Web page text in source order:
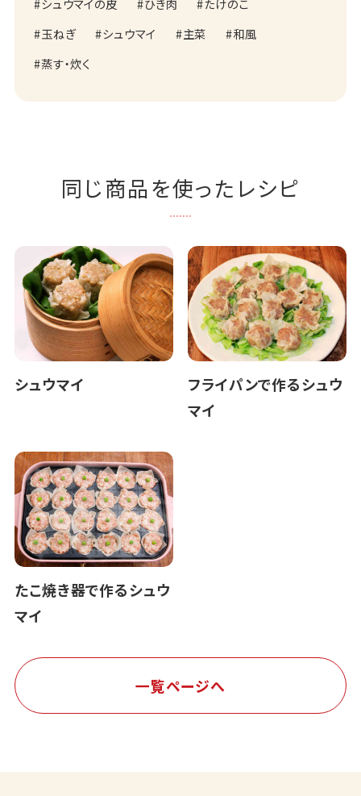
シュウマイの皮 ひき肉
たけのこ
玉ねぎ
シュウマイ 主菜
和風
蒸す・炊く
同じ商品を使ったレシピ
シュウマイ
フライパンで作るシュウ
マイ
たこ焼き器で作るシュウ
マイ
一覧ページへ